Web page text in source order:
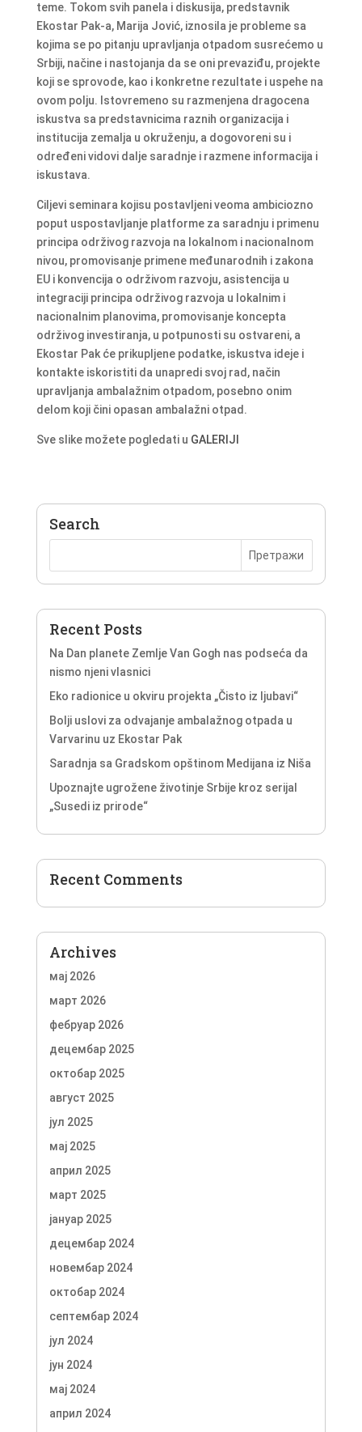
teme. Tokom svih panela i diskusija, predstavnik
Ekostar Pak-a, Marija Jović, iznosila je probleme sa
kojima se po pitanju upravljanja otpadom susrećemo u
Srbiji, načine i nastojanja da se oni prevaziđu, projekte
koji se sprovode, kao i konkretne rezultate i uspehe na
ovom polju. Istovremeno su razmenjena dragocena
iskustva sa predstavnicima raznih organizacija i
institucija zemalja u okruženju, a dogovoreni su i
određeni vidovi dalje saradnje i razmene informacija i
iskustava.
Ciljevi seminara kojisu postavljeni veoma ambiciozno
poput uspostavljanje platforme za saradnju i primenu
principa održivog razvoja na lokalnom i nacionalnom
nivou, promovisanje primene međunarodnih i zakona
EU i konvencija o održivom razvoju, asistencija u
integraciji principa održivog razvoja u lokalnim i
nacionalnim planovima, promovisanje koncepta
održivog investiranja, u potpunosti su ostvareni, a
Ekostar Pak će prikupljene podatke, iskustva ideje i
kontakte iskoristiti da unapredi svoj rad, način
upravljanja ambalažnim otpadom, posebno onim
delom koji čini opasan ambalažni otpad.
Sve slike možete pogledati u GALERIJI
Search
Recent Posts
Na Dan planete Zemlje Van Gogh nas podseća da
nismo njeni vlasnici
Eko radionice u okviru projekta „Čisto iz ljubavi“
Bolji uslovi za odvajanje ambalažnog otpada u
Varvarinu uz Ekostar Pak
Saradnja sa Gradskom opštinom Medijana iz Niša
Upoznajte ugrožene životinje Srbije kroz serijal
„Susedi iz prirode“
Recent Comments
Archives
мај 2026
март 2026
фебруар 2026
децембар 2025
октобар 2025
август 2025
јул 2025
мај 2025
април 2025
март 2025
јануар 2025
децембар 2024
новембар 2024
октобар 2024
септембар 2024
јул 2024
јун 2024
мај 2024
април 2024